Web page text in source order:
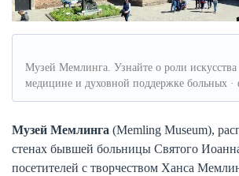
Музей Мемлинга. Узнайте о роли искусства
медицине и духовной поддержке больных ·
Музей Мемлинга (Memling Museum),
стенах бывшей больницы Святого
посетителей с творчеством Ханса